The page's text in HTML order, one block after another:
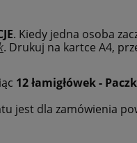
. Kiedy jedna osoba
. Drukuj na kartce A4,
12 łamigłówek -
jest dla zamówienia